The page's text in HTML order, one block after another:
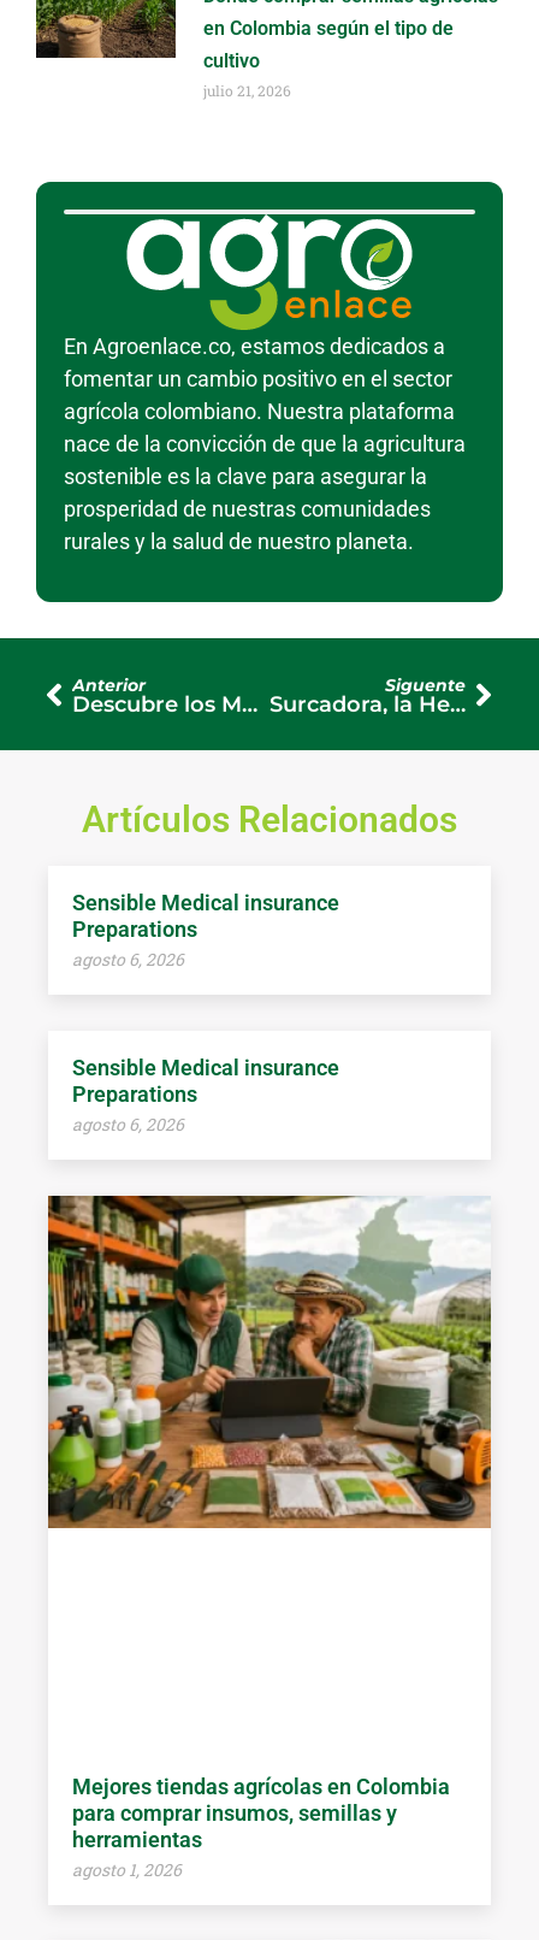
en Colombia según el tipo de
cultivo
julio 21, 2026
En Agroenlace.co, estamos dedicados a
fomentar un cambio positivo en el sector
agrícola colombiano. Nuestra plataforma
nace de la convicción de que la agricultura
sostenible es la clave para asegurar la
prosperidad de nuestras comunidades
rurales y la salud de nuestro planeta.
Anterior
Descubre los Mejores Tipos de Herbicidas para un Jardín Perfecto
Siguente
Surcadora, la Herramienta que Transforma Tu Campo en Eficiencia y Productividad
Artículos Relacionados
Sensible Medical insurance
Preparations
agosto 6, 2026
Sensible Medical insurance
Preparations
agosto 6, 2026
Mejores tiendas agrícolas en Colombia
para comprar insumos, semillas y
herramientas
agosto 1, 2026